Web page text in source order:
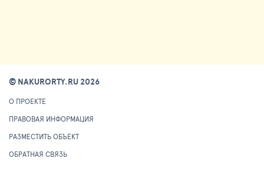
© NAKURORTY.RU 2026
О ПРОЕКТЕ
ПРАВОВАЯ ИНФОРМАЦИЯ
РАЗМЕСТИТЬ ОБЪЕКТ
ОБРАТНАЯ СВЯЗЬ